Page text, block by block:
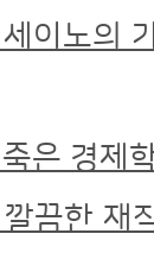
세이노의
은 경제
깔끔한 재